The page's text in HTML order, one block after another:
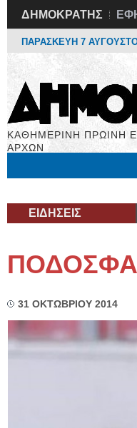
ΔΗΜΟΚΡΑΤΗΣ
ΠΑΡΑΣΚΕΥΗ 7
ΚΑΘΗΜΕΡΙΝΗ ΠΡΩΙΝΗ
ΑΡΧΩΝ
ΕΙΔΗΣΕΙΣ
31 ΟΚΤΩΒΡΙΟΥ 2014